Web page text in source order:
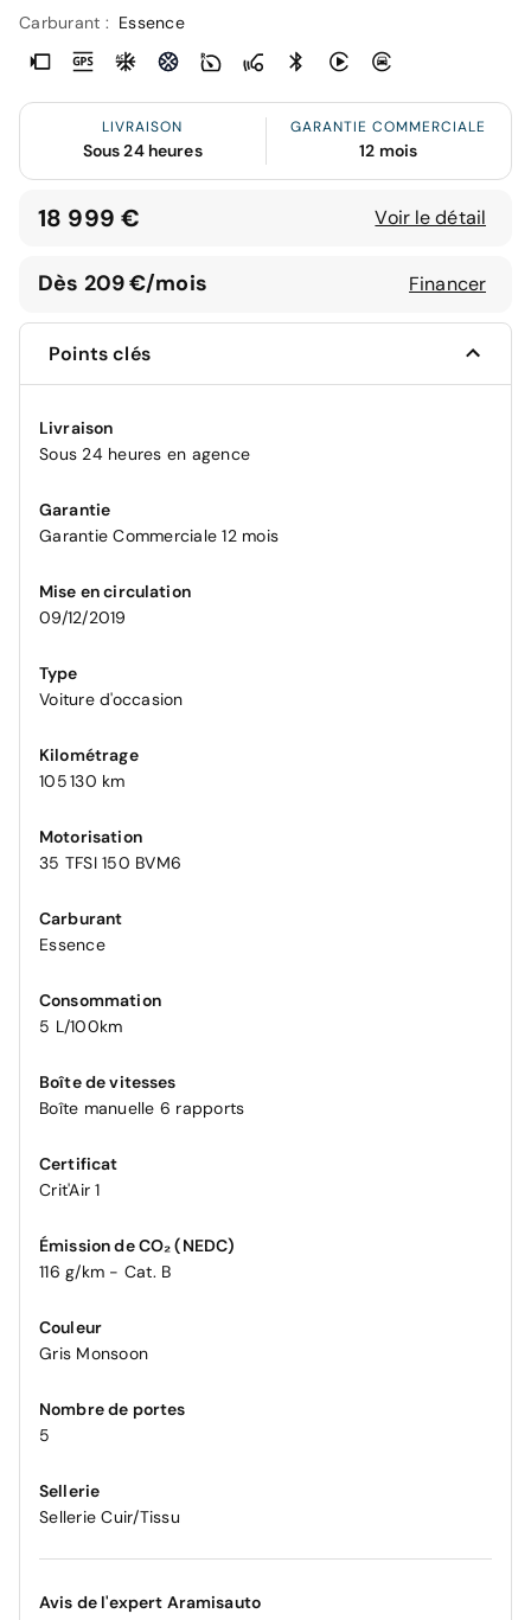
Carburant : Essence
LIVRAISON
Sous 24 heures
GARANTIE COMMERCIALE
12 mois
18 999 € Voir le détail
Dès 209 €/mois Financer
Points clés
Livraison
Sous 24 heures en agence
Garantie
Garantie Commerciale 12 mois
Mise en circulation
09/12/2019
Type
Voiture d'occasion
Kilométrage
105 130 km
Motorisation
35 TFSI 150 BVM6
Carburant
Essence
Consommation
5 L/100km
Boîte de vitesses
Boîte manuelle 6 rapports
Certificat
Crit'Air 1
Émission de CO₂ (NEDC)
116 g/km - Cat. B
Couleur
Gris Monsoon
Nombre de portes
5
Sellerie
Sellerie Cuir/Tissu
Avis de l'expert Aramisauto